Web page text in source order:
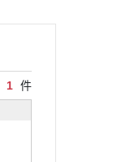
1 件